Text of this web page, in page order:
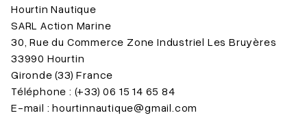
Hourtin Nautique
SARL Action Marine
30, Rue du Commerce Zone Industriel Les Bruyères
33990 Hourtin
Gironde (33) France
Téléphone : (+33) 06 15 14 65 84
E-mail :hourtinnautique@gmail.com